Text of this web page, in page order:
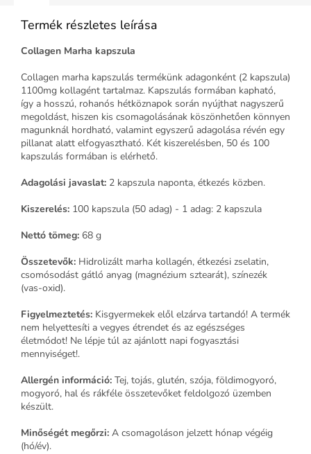
Termék részletes leírása
Collagen Marha kapszula
Collagen marha kapszulás termékünk adagonként (2 kapszula)
1100mg kollagént tartalmaz. Kapszulás formában kapható,
így a hosszú, rohanós hétköznapok során nyújthat nagyszerű
megoldást, hiszen kis csomagolásának köszönhetően könnyen
magunknál hordható, valamint egyszerű adagolása révén egy
pillanat alatt elfogyasztható. Két kiszerelésben, 50 és 100
kapszulás formában is elérhető.
Adagolási javaslat: 2 kapszula naponta, étkezés közben.
Kiszerelés: 100 kapszula (50 adag) - 1 adag: 2 kapszula
Nettó tömeg: 68 g
Összetevők: Hidrolizált marha kollagén, étkezési zselatin,
csomósodást gátló anyag (magnézium sztearát), színezék
(vas-oxid).
Figyelmeztetés: Kisgyermekek elől elzárva tartandó! A termék
nem helyettesíti a vegyes étrendet és az egészséges
életmódot! Ne lépje túl az ajánlott napi fogyasztási
mennyiséget!.
Allergén információ: Tej, tojás, glutén, szója, földimogyoró,
mogyoró, hal és rákféle összetevőket feldolgozó üzemben
készült.
Minőségét megőrzi: A csomagoláson jelzett hónap végéig
(hó/év).